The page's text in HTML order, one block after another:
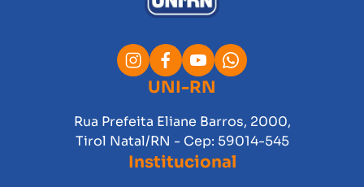
UNI-RN
Rua Prefeita Eliane Barros, 2000,
Tirol Natal/RN - Cep: 59014-545
Institucional